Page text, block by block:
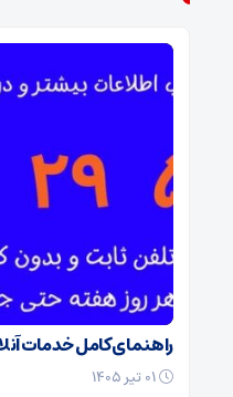
راهنمای کامل خدمات